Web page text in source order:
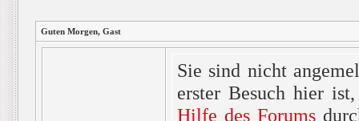
Guten Morgen, Gast
Sie sind nicht
erster Besuch hier
Hilfe des Forums